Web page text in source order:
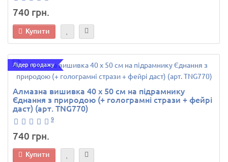
740 грн.
Купити
Лідер продажу
Алмазна вишивка 40 х 50 см на підрамнику
Єднання з природою (+ голограмні стрази + фейрі
даст) (арт. TNG770)
9
740 грн.
Купити